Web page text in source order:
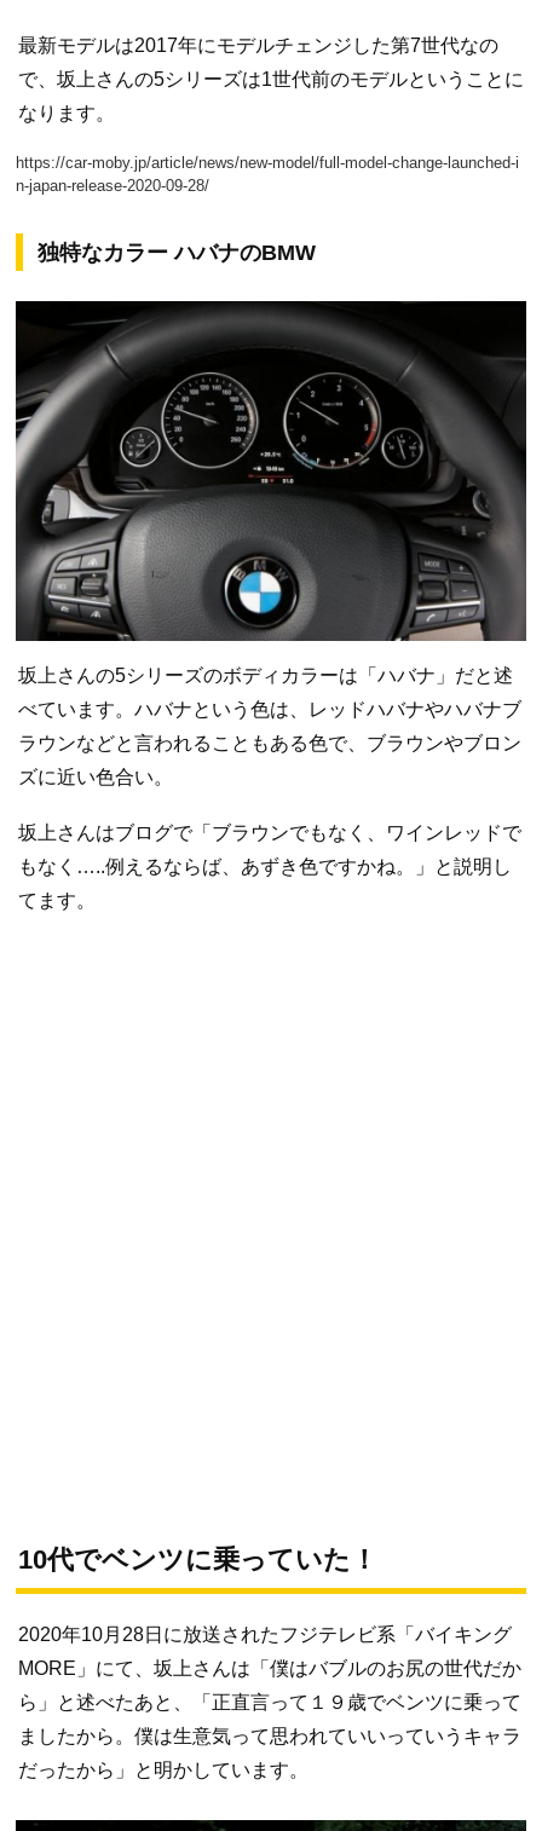
最新モデルは2017年にモデルチェンジした第7世代なの
で、坂上さんの5シリーズは1世代前のモデルということに
なります。
https://car-moby.jp/article/news/new-model/full-model-change-launched-i
n-japan-release-2020-09-28/
独特なカラー ハバナのBMW
坂上さんの5シリーズのボディカラーは「ハバナ」だと述
べています。ハバナという色は、レッドハバナやハバナブ
ラウンなどと言われることもある色で、ブラウンやブロン
ズに近い色合い。
坂上さんはブログで「ブラウンでもなく、ワインレッドで
もなく…..例えるならば、あずき色ですかね。」と説明し
てます。
10代でベンツに乗っていた！
2020年10月28日に放送されたフジテレビ系「バイキング
MORE」にて、坂上さんは「僕はバブルのお尻の世代だか
ら」と述べたあと、「正直言って１９歳でベンツに乗って
ましたから。僕は生意気って思われていいっていうキャラ
だったから」と明かしています。